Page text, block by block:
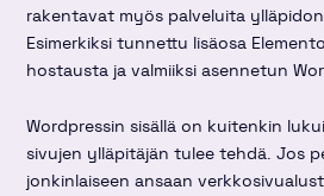
rakentavat myös palveluita
Esimerkiksi tunnettu lisäosa
hostausta ja valmiiksi asennetun
Wordpressin sisällä on kuitenkin
sivujen ylläpitäjän tulee tehdä. Jos
jonkinlaiseen ansaan